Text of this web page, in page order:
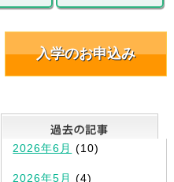
入学のお申込み
最新記事一覧
2026年6月 (10)
2026年5月 (4)